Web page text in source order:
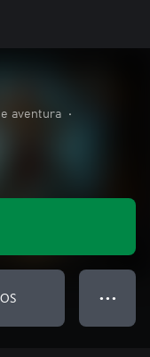
aventura
•
● ● ●